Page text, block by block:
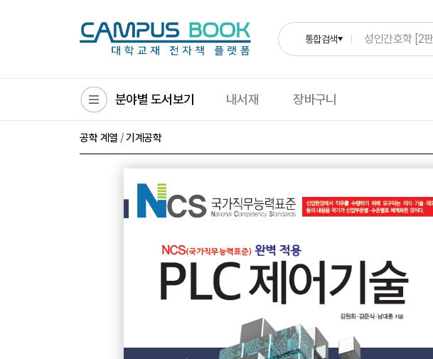
통합검색
분야별 도서보기 내서재 장바구니
공학 계열 /기계공학